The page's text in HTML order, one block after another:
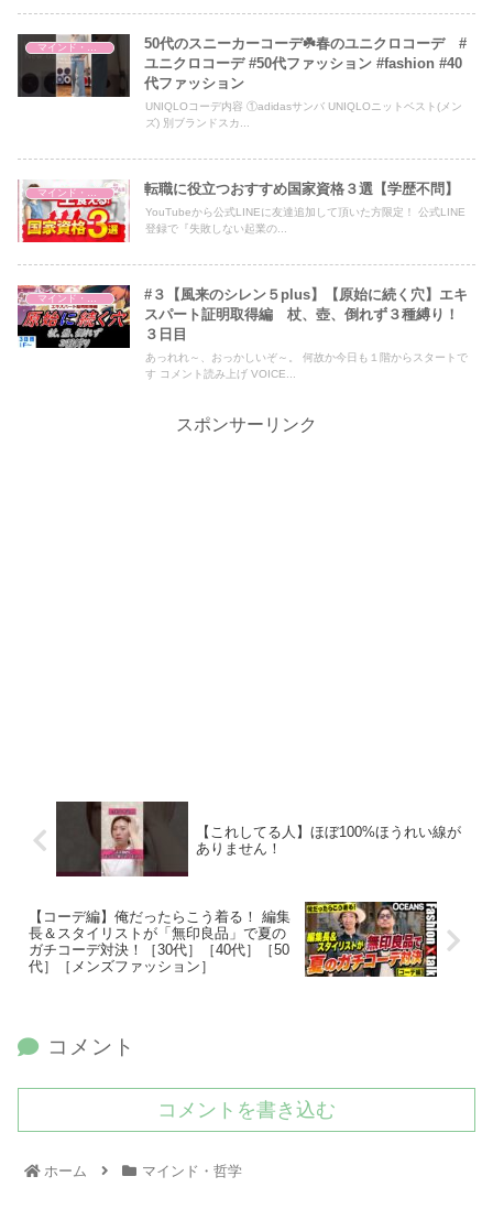
50代のスニーカーコーデ☘️春のユニクロコーデ #
ユニクロコーデ #50代ファッション #fashion #40
代ファッション
UNIQLOコーデ内容 ①adidasサンバ UNIQLOニットベスト(メン
ズ) 別ブランドスカ...
転職に役立つおすすめ国家資格３選【学歴不問】
YouTubeから公式LINEに友達追加して頂いた方限定！ 公式LINE
登録で『失敗しない起業の...
#３【風来のシレン５plus】【原始に続く穴】エキ
スパート証明取得編 杖、壺、倒れず３種縛り！
３日目
あっれれ～、おっかしいぞ～。 何故か今日も１階からスタートで
す コメント読み上げ VOICE...
スポンサーリンク
【これしてる人】ほぼ100%ほうれい線が
ありません！
【コーデ編】俺だったらこう着る！ 編集
長＆スタイリストが「無印良品」で夏の
ガチコーデ対決！［30代］［40代］［50
代］［メンズファッション］
コメント
コメントを書き込む
ホーム マインド・哲学